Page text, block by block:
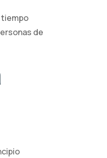
tiempo
de